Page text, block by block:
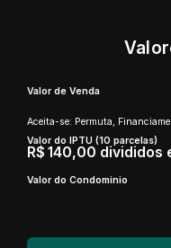
Valor de Venda
Aceita-se: Permuta,
Valor do IPTU (10 parcelas)
R$ 140,00 divididos
Valor do Condominio